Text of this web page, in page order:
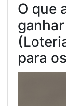
O que
para